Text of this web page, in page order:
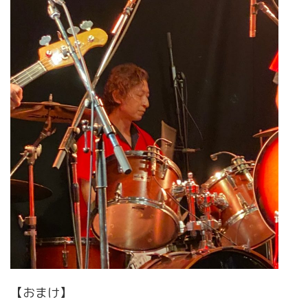
【おまけ】